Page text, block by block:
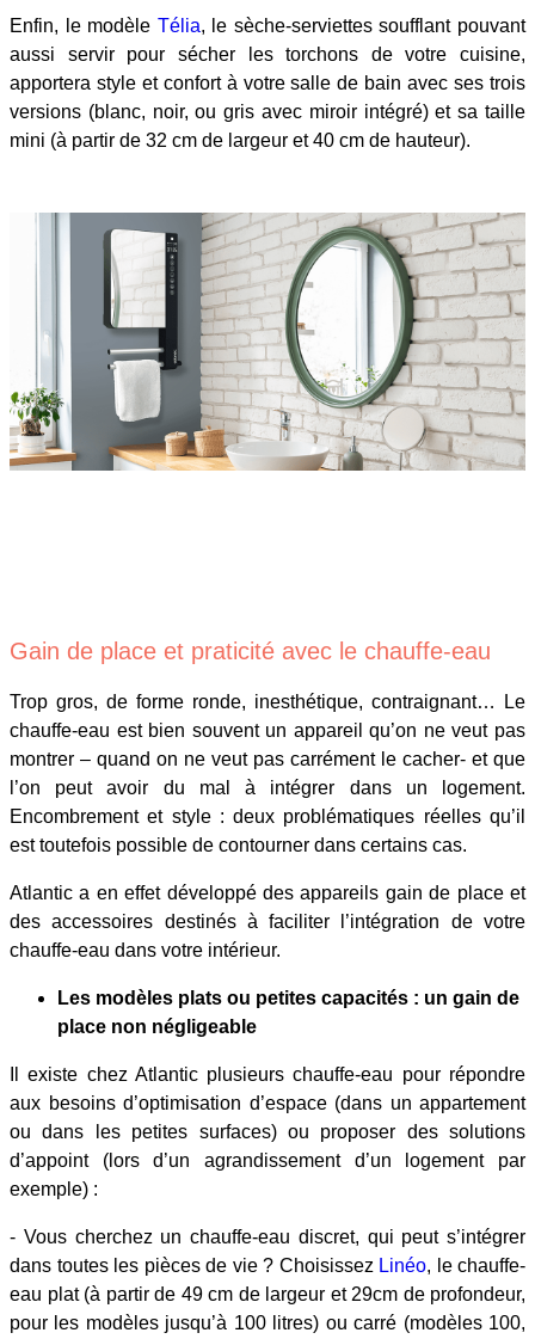
Enfin, le modèle Télia, le sèche-serviettes soufflant pouvant
aussi servir pour sécher les torchons de votre cuisine,
apportera style et confort à votre salle de bain avec ses trois
versions (blanc, noir, ou gris avec miroir intégré) et sa taille
mini (à partir de 32 cm de largeur et 40 cm de hauteur).
Gain de place et praticité avec le chauffe-eau
Trop gros, de forme ronde, inesthétique, contraignant… Le
chauffe-eau est bien souvent un appareil qu’on ne veut pas
montrer – quand on ne veut pas carrément le cacher- et que
l’on peut avoir du mal à intégrer dans un logement.
Encombrement et style : deux problématiques réelles qu’il
est toutefois possible de contourner dans certains cas.
Atlantic a en effet développé des appareils gain de place et
des accessoires destinés à faciliter l’intégration de votre
chauffe-eau dans votre intérieur.
Les modèles plats ou petites capacités : un gain de
place non négligeable
Il existe chez Atlantic plusieurs chauffe-eau pour répondre
aux besoins d’optimisation d’espace (dans un appartement
ou dans les petites surfaces) ou proposer des solutions
d’appoint (lors d’un agrandissement d’un logement par
exemple) :
- Vous cherchez un chauffe-eau discret, qui peut s’intégrer
dans toutes les pièces de vie ? Choisissez Linéo, le chauffe-
eau plat (à partir de 49 cm de largeur et 29cm de profondeur,
pour les modèles jusqu’à 100 litres) ou carré (modèles 100,